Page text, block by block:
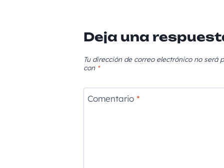
Deja una
Tu dirección de correo electrónico no será
con *
Comentario *